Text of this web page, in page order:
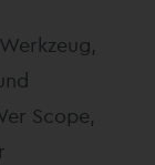
Scope,